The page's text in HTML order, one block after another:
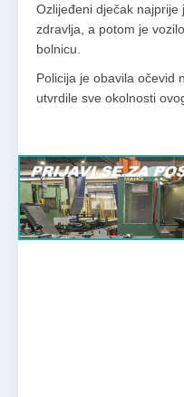
Ozlijeđeni dječak
zdravlja, a potom je
bolnicu.
Policija je obavila očevid
utvrdile sve okolnosti